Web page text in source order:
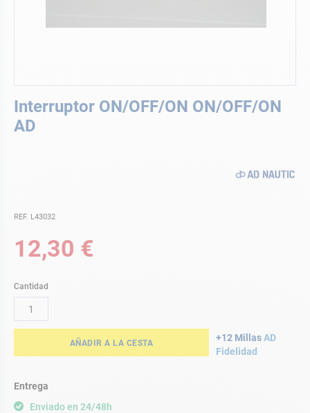
Interruptor ON/OFF/ON ON/OFF/ON
AD
REF. L43032
12,30 €
Cantidad
AÑADIR A LA CESTA +12 MillasAD
Fidelidad
Entrega
Enviado en 24/48h
al
comienzo
de